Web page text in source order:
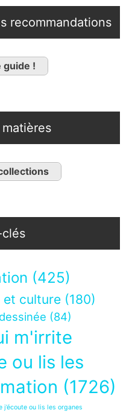
recommandations
guide !
(425)
et culture (180)
(84)
m'irrite
ou lis les
(1726)
ou lis les organes